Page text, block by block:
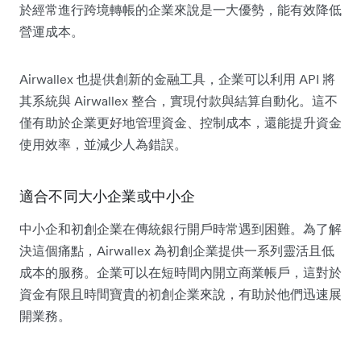
於經常進行跨境轉帳的企業來說是一大優勢，能有效降低
營運成本。
Airwallex 也提供創新的金融工具，企業可以利用 API 將
其系統與 Airwallex 整合，實現付款與結算自動化。這不
僅有助於企業更好地管理資金、控制成本，還能提升資金
使用效率，並減少人為錯誤。
適合不同大小企業或中小企
中小企和初創企業在傳統銀行開戶時常遇到困難。為了解
決這個痛點，Airwallex 為初創企業提供一系列靈活且低
成本的服務。企業可以在短時間內開立商業帳戶，這對於
資金有限且時間寶貴的初創企業來說，有助於他們迅速展
開業務。